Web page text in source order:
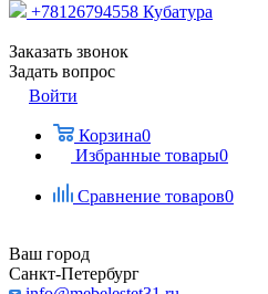
+78126794558 Кубатура
Заказать звонок
Задать вопрос
Войти
Корзина0
Избранные товары0
Сравнение товаров0
Ваш город
Санкт-Петербург